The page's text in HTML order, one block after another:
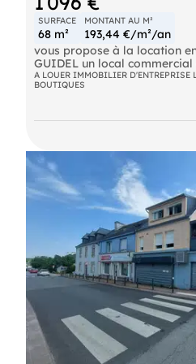
SURFACE
68 m²
MONTANT AU M²
193,44 €/m²/an
vous propose à la location
GUIDEL un local commercial
Stationnements à proximité,
commerces.
A LOUER IMMOBILIER D'ENTREPRISE
BOUTIQUES